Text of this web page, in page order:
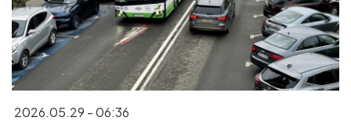
2026.05.29 - 06:36